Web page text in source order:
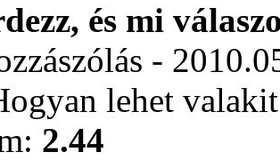
és mi
-
lehet
2.44